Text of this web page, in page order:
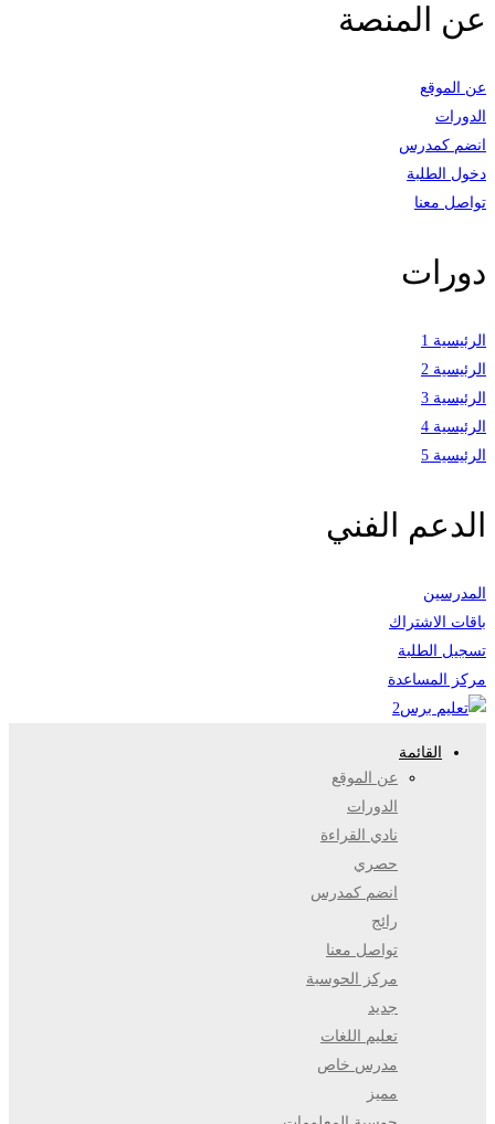
عن المنصة
عن الموقع
الدورات
انضم كمدرس
دخول الطلبة
تواصل معنا
دورات
الرئيسية 1
الرئيسية 2
الرئيسية 3
الرئيسية 4
الرئيسية 5
الدعم الفني
المدرسين
باقات الاشتراك
تسجيل الطلبة
مركز المساعدة
القائمة
عن الموقع
الدورات
نادي القراءة
حصري
انضم كمدرس
رائج
تواصل معنا
مركز الحوسبة
جديد
تعليم اللغات
مدرس خاص
مميز